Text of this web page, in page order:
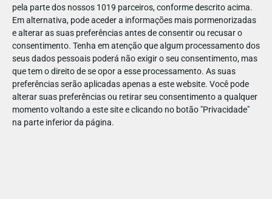
pela parte dos nossos 1019 parceiros, conforme descrito acima.
Em alternativa, pode aceder a informações mais pormenorizadas
e alterar as suas preferências antes de consentir ou recusar o
consentimento. Tenha em atenção que algum processamento dos
seus dados pessoais poderá não exigir o seu consentimento, mas
que tem o direito de se opor a esse processamento. As suas
preferências serão aplicadas apenas a este website. Você pode
alterar suas preferências ou retirar seu consentimento a qualquer
momento voltando a este site e clicando no botão "Privacidade"
na parte inferior da página.
87903240869272